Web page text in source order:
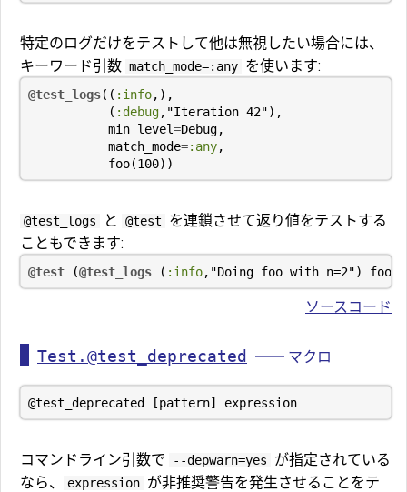
特定のログだけをテストして他は無視したい場合には、
キーワード引数 match_mode=:any を使います:
@test_logs(( :info,),
( :debug, "Iteration 42"),
min_level=Debug,
match_mode=:any,
foo(100))
@test_logs と @test
を連鎖させて返り値をテストする
こともできます:
@test (@test_logs ( :info, "Doing foo with n=2") foo
ソースコード
Test.@test_deprecated ── マクロ
コマンドライン引数で --depwarn=yes
が指定されている
なら、
expression が非推奨警告を発生させることをテ